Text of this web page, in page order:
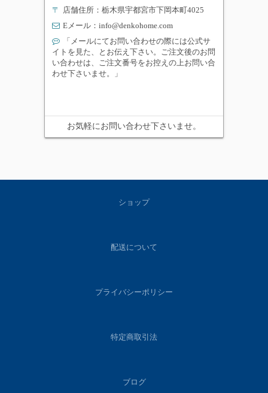
〒 店舗住所：栃木県宇都宮市下岡本町4025
Eメール： info@denkohome.com
「メールにてお問い合わせの際には公式サ
イトを見た、とお伝え下さい。ご注文後のお問
い合わせは、ご注文番号をお控えの上お問い合
わせ下さいませ。」
お気軽にお問い合わせ下さいませ。
ショップ
配送について
プライバシーポリシー
特定商取引法
ブログ